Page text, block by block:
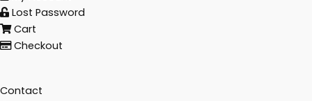
Lost Password
Cart
Checkout
Contact